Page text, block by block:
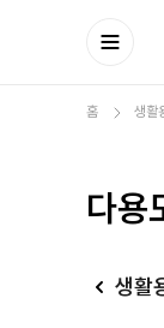
홈 생활
다용
생활